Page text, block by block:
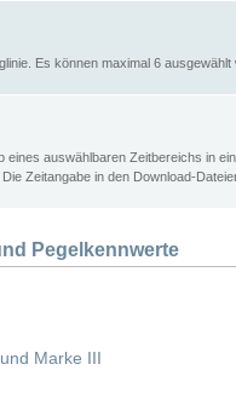
Es können maximal 6 ausgewählt
eines auswählbaren Zeitbereichs in
Zeitangabe in den Download-
Pegelkennwerte
Marke III